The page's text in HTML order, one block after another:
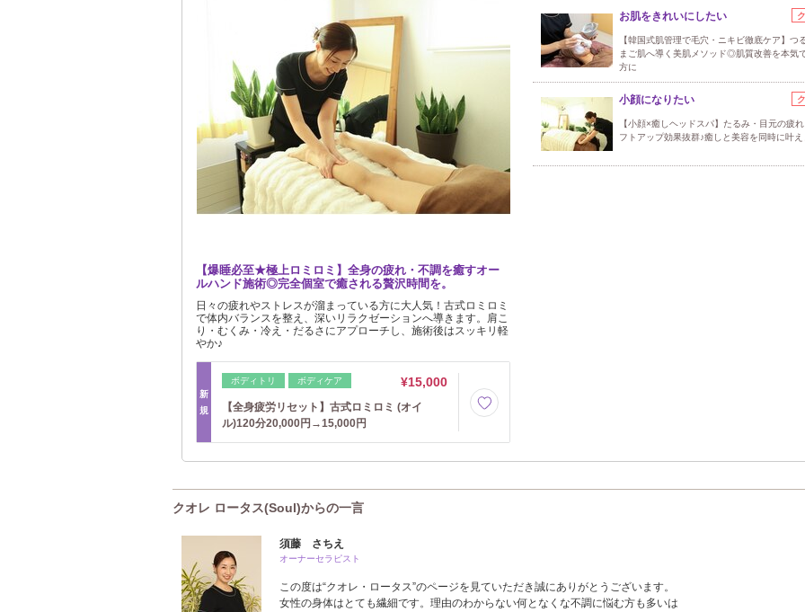
【爆睡必至★極上ロミロミ】全身の疲れ・不調を癒すオー
ルハンド施術◎完全個室で癒される贅沢時間を。
日々の疲れやストレスが溜まっている方に大人気！古式ロミロミ
で体内バランスを整え、深いリラクゼーションへ導きます。肩こ
り・むくみ・冷え・だるさにアプローチし、施術後はスッキリ軽
やか♪
新
規
ボディトリ ボディケア ¥15,000
【全身疲労リセット】古式ロミロミ (オイ
ル)120分20,000円→15,000円
お肌をきれいにしたい
【韓国式肌管理で毛穴・ニキビ徹底ケア】つ
まご肌へ導く美肌メソッド◎肌質改善を本気
方に
小顔になりたい
【小顔×癒しヘッドスパ】たるみ・目元の疲
フトアップ効果抜群♪癒しと美容を同時に叶
クオレ ロータス(Soul)からの一言
須藤 さちえ
オーナーセラピスト
この度は“クオレ・ロータス”のページを見ていただき誠にありがとうございます。
女性の身体はとても繊細です。理由のわからない何となくな不調に悩む方も多いは